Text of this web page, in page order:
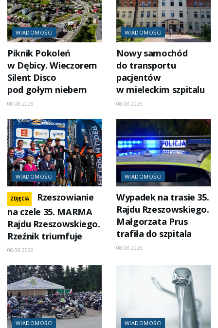
WIADOMOŚCI
Piknik Pokoleń
w Dębicy. Wieczorem
Silent Disco
pod gołym niebem
08.08.2026
WIADOMOŚCI
Nowy samochód
do transportu
pacjentów
w mieleckim szpitalu
08.08.2026
WIADOMOŚCI
ZDJĘCIA
Rzeszowianie
na czele 35. MARMA
Rajdu Rzeszowskiego.
Rzeźnik triumfuje
08.08.2026
WIADOMOŚCI
Wypadek na trasie 35.
Rajdu Rzeszowskiego.
Małgorzata Prus
trafiła do szpitala
08.08.2026
WIADOMOŚCI WIADOMOŚCI